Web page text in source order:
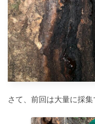
さて、前回は大量に採集